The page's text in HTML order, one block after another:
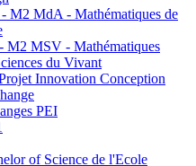
M2 MdA - Mathématiques de
M2 MSV - Mathématiques
du Vivant
Innovation Conception
PEI
of Science de l'Ecole